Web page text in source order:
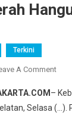
Terkini
A CommentOn
–
Selasa